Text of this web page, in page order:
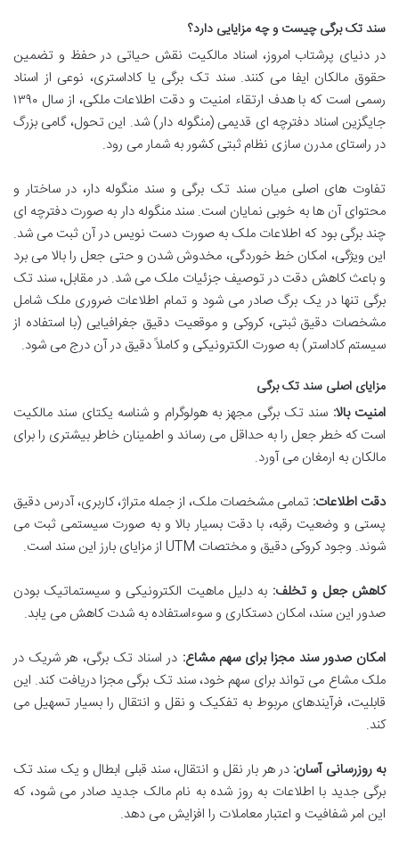
سند تک برگی چیست و چه مزایایی دارد؟
در دنیای پرشتاب امروز، اسناد مالکیت نقش حیاتی در حفظ و تضمین
حقوق مالکان ایفا می کنند. سند تک برگی یا کاداستری، نوعی از اسناد
رسمی است که با هدف ارتقاء امنیت و دقت اطلاعات ملکی، از سال ۱۳۹۰
جایگزین اسناد دفترچه ای قدیمی (منگوله دار) شد. این تحول، گامی بزرگ
در راستای مدرن سازی نظام ثبتی کشور به شمار می رود.
تفاوت های اصلی میان سند تک برگی و سند منگوله دار، در ساختار و
محتوای آن ها به خوبی نمایان است. سند منگوله دار به صورت دفترچه ای
چند برگی بود که اطلاعات ملک به صورت دست نویس در آن ثبت می شد.
این ویژگی، امکان خط خوردگی، مخدوش شدن و حتی جعل را بالا می برد
و باعث کاهش دقت در توصیف جزئیات ملک می شد. در مقابل، سند تک
برگی تنها در یک برگ صادر می شود و تمام اطلاعات ضروری ملک شامل
مشخصات دقیق ثبتی، کروکی و موقعیت دقیق جغرافیایی (با استفاده از
سیستم کاداستر) به صورت الکترونیکی و کاملاً دقیق در آن درج می شود.
مزایای اصلی سند تک برگی
امنیت بالا: سند تک برگی مجهز به هولوگرام و شناسه یکتای سند مالکیت
است که خطر جعل را به حداقل می رساند و اطمینان خاطر بیشتری را برای
مالکان به ارمغان می آورد.
دقت اطلاعات: تمامی مشخصات ملک، از جمله متراژ، کاربری، آدرس دقیق
پستی و وضعیت رقبه، با دقت بسیار بالا و به صورت سیستمی ثبت می
شوند. وجود کروکی دقیق و مختصات UTM از مزایای بارز این سند است.
کاهش جعل و تخلف: به دلیل ماهیت الکترونیکی و سیستماتیک بودن
صدور این سند، امکان دستکاری و سوءاستفاده به شدت کاهش می یابد.
امکان صدور سند مجزا برای سهم مشاع: در اسناد تک برگی، هر شریک در
ملک مشاع می تواند برای سهم خود، سند تک برگی مجزا دریافت کند. این
قابلیت، فرآیندهای مربوط به تفکیک و نقل و انتقال را بسیار تسهیل می
کند.
به روزرسانی آسان: در هر بار نقل و انتقال، سند قبلی ابطال و یک سند تک
برگی جدید با اطلاعات به روز شده به نام مالک جدید صادر می شود، که
این امر شفافیت و اعتبار معاملات را افزایش می دهد.